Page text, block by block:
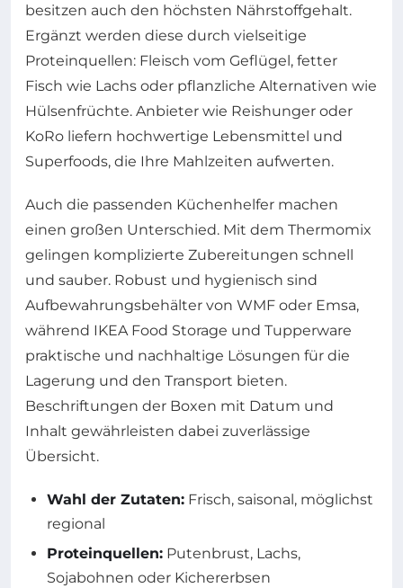
besitzen auch den höchsten Nährstoffgehalt.
Ergänzt werden diese durch vielseitige
Proteinquellen: Fleisch vom Geflügel, fetter
Fisch wie Lachs oder pflanzliche Alternativen wie
Hülsenfrüchte. Anbieter wie Reishunger oder
KoRo liefern hochwertige Lebensmittel und
Superfoods, die Ihre Mahlzeiten aufwerten.
Auch die passenden Küchenhelfer machen
einen großen Unterschied. Mit dem Thermomix
gelingen komplizierte Zubereitungen schnell
und sauber. Robust und hygienisch sind
Aufbewahrungsbehälter von WMF oder Emsa,
während IKEA Food Storage und Tupperware
praktische und nachhaltige Lösungen für die
Lagerung und den Transport bieten.
Beschriftungen der Boxen mit Datum und
Inhalt gewährleisten dabei zuverlässige
Übersicht.
Wahl der Zutaten: Frisch, saisonal, möglichst
regional
Proteinquellen: Putenbrust, Lachs,
Sojabohnen oder Kichererbsen